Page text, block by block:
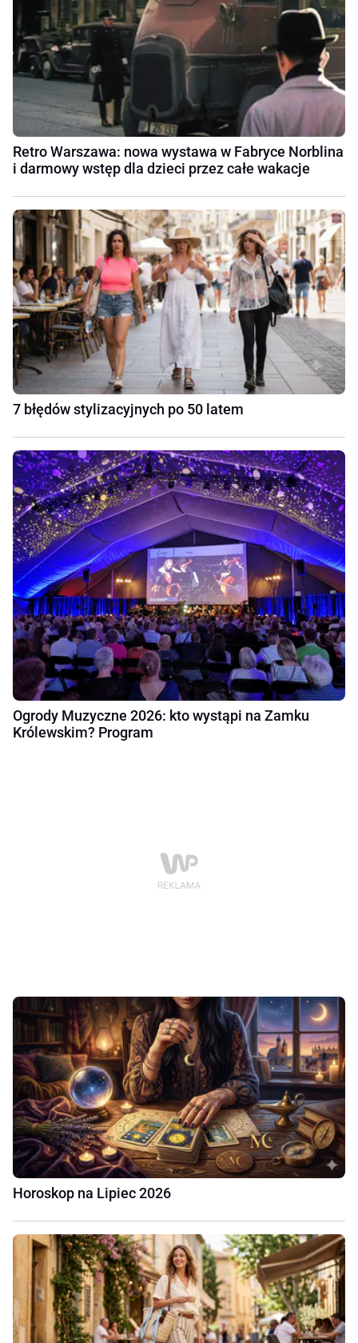
Retro Warszawa: nowa wystawa w Fabryce Norblina
i darmowy wstęp dla dzieci przez całe wakacje
7 błędów stylizacyjnych po 50 latem
Ogrody Muzyczne 2026: kto wystąpi na Zamku
Królewskim? Program
Horoskop na Lipiec 2026